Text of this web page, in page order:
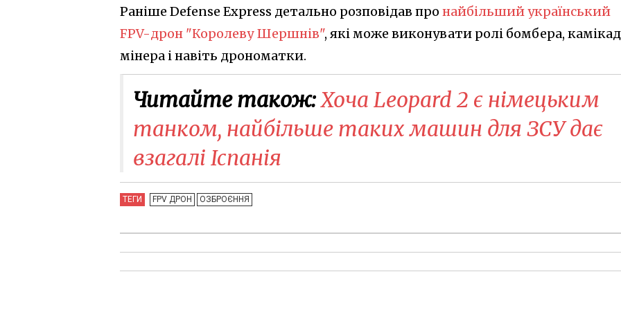
Раніше Defense Express детально розповідав про найбільший український
FPV-дрон "Королеву Шершнів", які може виконувати ролі бомбера,
мінера і навіть дрономатки.
Читайте також:Хоча Leopard 2 є німецьким
танком, найбільше таких машин для ЗСУ дає
взагалі Іспанія
ТЕГИ FPV ДРОН ОЗБРОЄННЯ